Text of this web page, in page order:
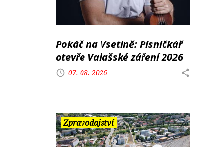
Pokáč na Vsetíně: Písničkář
otevře Valašské záření 2026
07. 08. 2026
Zpravodajství